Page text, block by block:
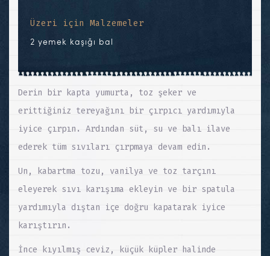
Üzeri için Malzemeler
2 yemek kaşığı bal
Derin bir kapta yumurta, toz şeker ve
erittiğiniz tereyağını bir çırpıcı yardımıyla
iyice çırpın. Ardından süt, su ve balı ilave
ederek tüm sıvıları çırpmaya devam edin.
Un, kabartma tozu, vanilya ve toz tarçını
eleyerek sıvı karışıma ekleyin ve bir spatula
yardımıyla dıştan içe doğru kapatarak iyice
karıştırın.
İnce kıyılmış ceviz, küçük küpler halinde